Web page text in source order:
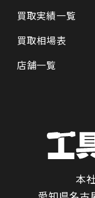
買取実績一覧
買取相場表
店舗一覧
本